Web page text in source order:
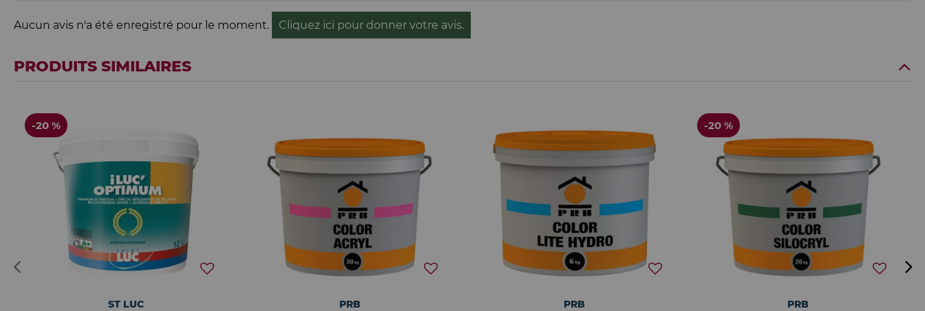
Aucun avis n'a été enregistré pour le moment. Cliquez ici pour donner votre avis.
PRODUITS SIMILAIRES
-20 %
ST LUC PRB PRB
-20 %
PRB